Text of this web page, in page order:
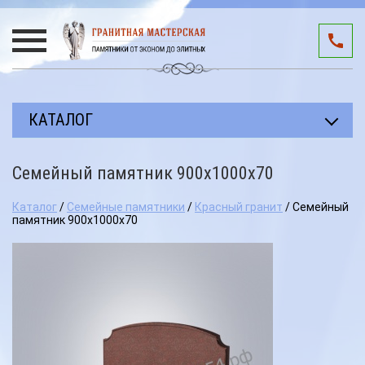
КАТАЛОГ
Благоустройство мест захоронения
Семейный памятник 900х1000х70
Каталог/ Семейные памятники / Красный гранит / Семейный
памятник 900х1000х70